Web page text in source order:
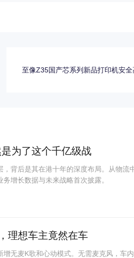
至像Z35国产芯系列新品打印机安全
为了这个千亿级战
背后是其在港十年的深度布局。从物流
增长数据与未来战略首次披露。
理想车主竟然在车
无麦K歌和心动模式。无需麦克风，车